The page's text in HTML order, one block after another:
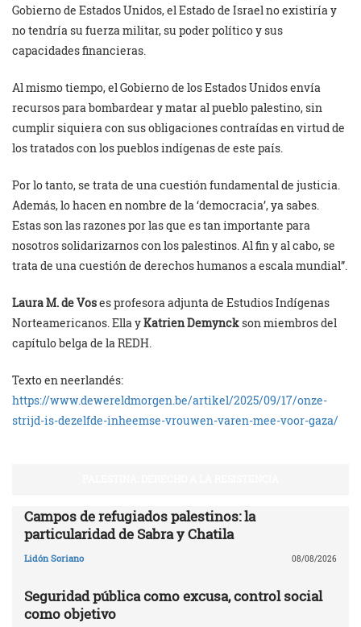
Gobierno de Estados Unidos, el Estado de Israel no existiría y
no tendría su fuerza militar, su poder político y sus
capacidades financieras.
Al mismo tiempo, el Gobierno de los Estados Unidos envía
recursos para bombardear y matar al pueblo palestino, sin
cumplir siquiera con sus obligaciones contraídas en virtud de
los tratados con los pueblos indígenas de este país.
Por lo tanto, se trata de una cuestión fundamental de justicia.
Además, lo hacen en nombre de la ‘democracia’, ya sabes.
Estas son las razones por las que es tan importante para
nosotros solidarizarnos con los palestinos. Al fin y al cabo, se
trata de una cuestión de derechos humanos a escala mundial”.
Laura M. de Voses profesora adjunta de Estudios Indígenas
Norteamericanos. Ella yKatrien Demynckson miembros del
capítulo belga de la REDH.
Texto en neerlandés:
https://www.dewereldmorgen.be/artikel/2025/09/17/onze-
strijd-is-dezelfde-inheemse-vrouwen-varen-mee-voor-gaza/
Campos de refugiados palestinos: la
particularidad de Sabra y Chatila
Lidón Soriano 08/08/2026
Seguridad pública como excusa, control social
como objetivo